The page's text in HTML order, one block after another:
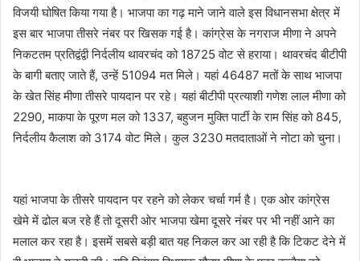
विजयी घोषित किया गया है। भाजपा का गढ़ माने जाने वाले इस विधानसभा क्षेत्र में
इस बार भाजपा तीसरे नंबर पर खिसक गई है। कांग्रेस के नगराज मीणा ने अपने
निकटतम प्रतिद्वंद्वी निर्दलीय थावरचंद को 18725 वोट से हराया। थावरचंद बीटीपी
के बागी बताए जाते हैं, उन्हें 51094 मत मिले। यहां 46487 मतों के साथ भाजपा
के खेत सिंह मीणा तीसरे पायदान पर रहे। यहां बीटीपी प्रत्याशी गणेश लाल मीणा को
2290, माकपा के पूरण मल को 1337, बहुजन मुक्ति पार्टी के राम सिंह को 845,
निर्दलीय कैलाश को 3174 वोट मिले। कुल 3230 मतदाताओं ने नोटा को चुना।
यहां भाजपा के तीसरे पायदान पर रहने को लेकर चर्चा गर्म है। एक ओर कांग्रेस
खेमे में ढोल बज रहे हैं तो दूसरी ओर भाजपा खेमा दूसरे नंबर पर भी नहीं आने का
मलाल कर रहा है। इसमें सबसे बड़ी बात यह निकल कर आ रही है कि टिकट देने में